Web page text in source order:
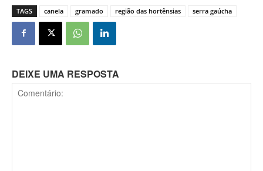
TAGS canela gramado região das hortênsias serra gaúcha
DEIXE UMA RESPOSTA